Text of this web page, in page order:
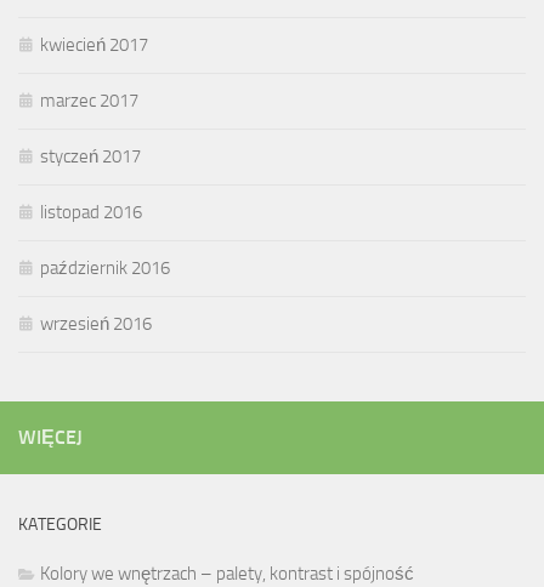
kwiecień 2017
marzec 2017
styczeń 2017
listopad 2016
październik 2016
wrzesień 2016
WIĘCEJ
KATEGORIE
Kolory we wnętrzach – palety, kontrast i spójność